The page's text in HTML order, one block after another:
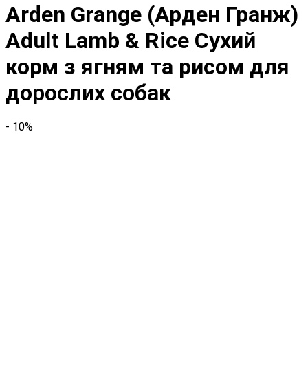
Arden Grange (Арден Гранж)
Adult Lamb & Rice Сухий
корм з ягням та рисом для
дорослих собак
- 10%